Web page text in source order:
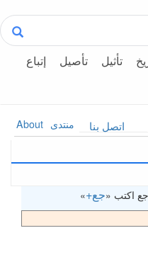
تأثيل تأصيل
إتباع
About منتدى اتصل بنا
اكتب «جع+»